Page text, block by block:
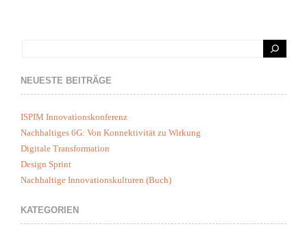
NEUESTE BEITRÄGE
ISPIM Innovationskonferenz
Nachhaltiges 6G: Von Konnektivität zu Wirkung
Digitale Transformation
Design Sprint
Nachhaltige Innovationskulturen (Buch)
KATEGORIEN